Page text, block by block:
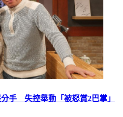
手 失控舉動「被怒賞2巴掌」